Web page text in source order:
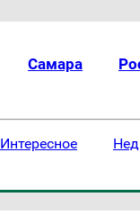
Самара
Интересное